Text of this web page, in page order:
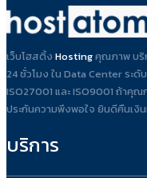
เว็บโฮสติ้ง Hostingคุณภาพ บริ
24 ชั่วโมง ใน Data Center ระ
ISO27001 และ ISO9001 ถ้าคุ
ประกันความพึงพอใจ ยินดีคืนเงิ
บริการ